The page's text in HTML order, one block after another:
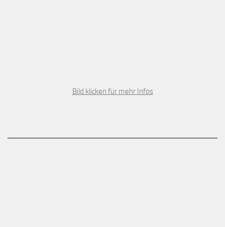
Bild klicken für mehr Infos